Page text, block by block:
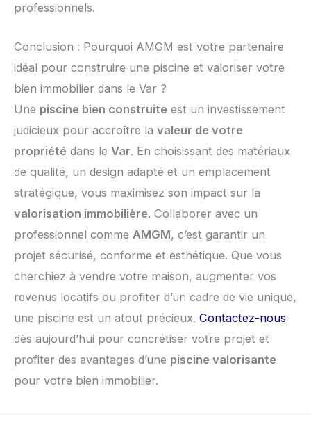
professionnels.
Conclusion : Pourquoi AMGM est votre partenaire
idéal pour construire une piscine et valoriser votre
bien immobilier dans le Var ?
Une piscine bien construite est un investissement
judicieux pour accroître la valeur de votre
propriété dans le Var. En choisissant des matériaux
de qualité, un design adapté et un emplacement
stratégique, vous maximisez son impact sur la
valorisation immobilière. Collaborer avec un
professionnel comme AMGM, c’est garantir un
projet sécurisé, conforme et esthétique. Que vous
cherchiez à vendre votre maison, augmenter vos
revenus locatifs ou profiter d’un cadre de vie unique,
une piscine est un atout précieux. Contactez-nous
dès aujourd’hui pour concrétiser votre projet et
profiter des avantages d’une piscine valorisante
pour votre bien immobilier.